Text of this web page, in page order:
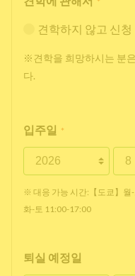
견학하지 않고 신청
※견학을 희망하시는 분은
다.
입주일 *
※ 대응 가능 시간:【도쿄】월
화-토 11:00-17:00
퇴실 예정일